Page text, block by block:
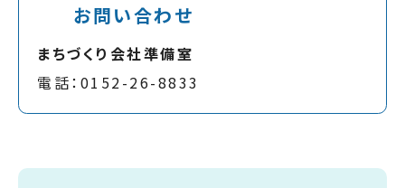
お問い合わせ
まちづくり会社準備室
電話：0152-26-8833